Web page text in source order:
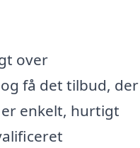
over
få det tilbud, der
enkelt, hurtigt